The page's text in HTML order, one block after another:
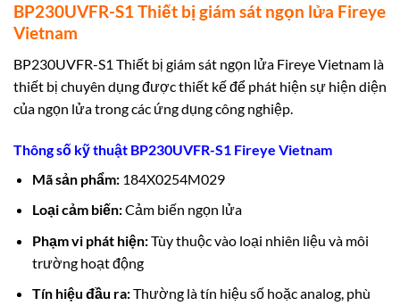
BP230UVFR-S1 Thiết bị giám sát ngọn lửa Fireye
Vietnam
BP230UVFR-S1 Thiết bị giám sát ngọn lửa Fireye Vietnam là
thiết bị chuyên dụng được thiết kế để phát hiện sự hiện diện
của ngọn lửa trong các ứng dụng công nghiệp.
Thông số kỹ thuật BP230UVFR-S1 Fireye Vietnam
Mã sản phẩm:184X0254M029
Loại cảm biến:Cảm biến ngọn lửa
Phạm vi phát hiện:Tùy thuộc vào loại nhiên liệu và môi
trường hoạt động
Tín hiệu đầu ra:Thường là tín hiệu số hoặc analog, phù